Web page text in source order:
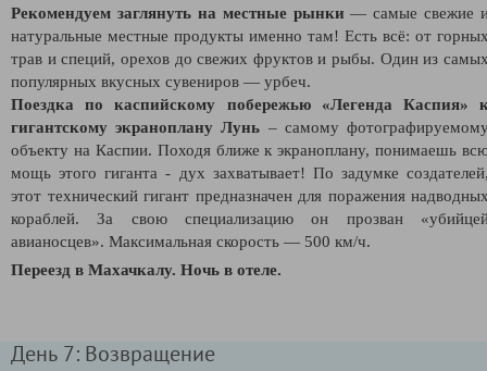
Рекомендуем заглянуть на местные рынки — самые свежие
натуральные местные продукты именно там! Есть всё: от
трав и специй, орехов до свежих фруктов и рыбы. Один из
популярных вкусных сувениров — урбеч.
Поездка по каспийскому побережью «Легенда Каспия»
гигантскому экраноплану Лунь – самому
объекту на Каспии. Походя ближе к экраноплану, понимаешь
мощь этого гиганта - дух захватывает! По задумке
этот технический гигант предназначен для поражения
кораблей. За свою специализацию он прозван
авианосцев». Максимальная скорость — 500 км/ч.
Переезд в Махачкалу. Ночь в отеле.
День 7: Возвращение